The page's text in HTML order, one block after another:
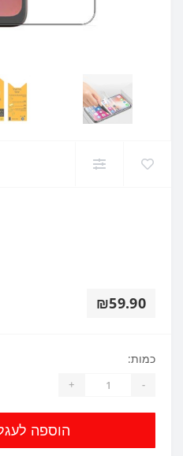
₪59.90
כמות:
-
+
הוספה